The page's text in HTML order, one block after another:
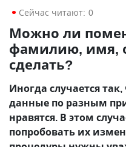
Сейчас читают: 0
Можно ли
фамилию, имя,
сделать?
Иногда случается
данные по разным
нравятся. В этом
попробовать их